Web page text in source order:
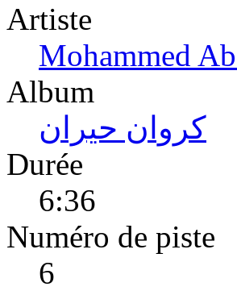
Artiste
Mohammed
Album
كروان حيران
Durée
6:36
Numéro de piste
6